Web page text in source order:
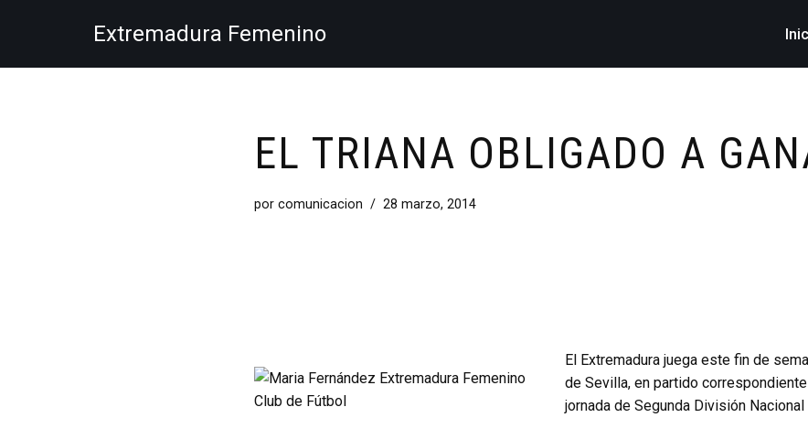
al
Extremadura Femenino
EL TRIANA OBLIGADO A
por comunicacion 28 marzo, 2014
El Extremadura juega este fin de
de Sevilla, en partido
jornada de Segunda División Nacional